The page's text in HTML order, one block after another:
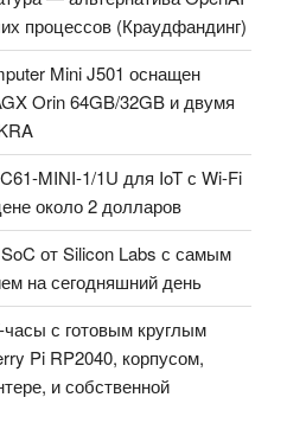
процессов (Краудфандинг)
Mini J501 оснащен
Orin 64GB/32GB и двумя
MINI-1/1U для IoT с Wi-Fi
около 2 долларов
от Silicon Labs с самым
на сегодняшний день
с готовым круглым
Pi RP2040, корпусом,
и собственной